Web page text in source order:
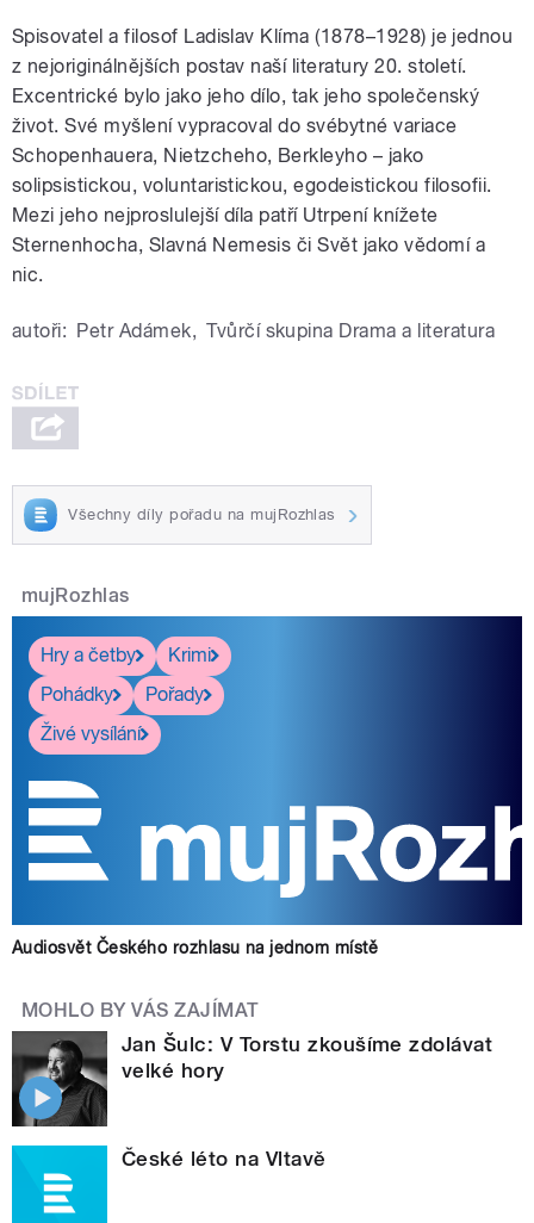
Spisovatel a filosof Ladislav Klíma (1878–1928) je jednou
z nejoriginálnějších postav naší literatury 20. století.
Excentrické bylo jako jeho dílo, tak jeho společenský
život. Své myšlení vypracoval do svébytné variace
Schopenhauera, Nietzcheho, Berkleyho – jako
solipsistickou, voluntaristickou, egodeistickou filosofii.
Mezi jeho nejproslulejší díla patří Utrpení knížete
Sternenhocha, Slavná Nemesis či Svět jako vědomí a
nic.
autoři: Petr Adámek, Tvůrčí skupina Drama a literatura
Všechny díly pořadu na mujRozhlas
mujRozhlas
Hry a četby
Krimi
Pohádky
Pořady
Živé vysílání
Audiosvět Českého rozhlasu na jednom místě
MOHLO BY VÁS ZAJÍMAT
Jan Šulc: V Torstu zkoušíme zdolávat
velké hory
České léto na Vltavě